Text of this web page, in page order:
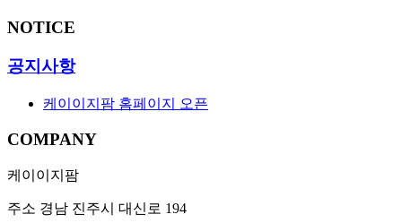
NOTICE
공지사항
케이이지팜 홈페이지 오픈
COMPANY
케이이지팜
주소 경남 진주시 대신로 194